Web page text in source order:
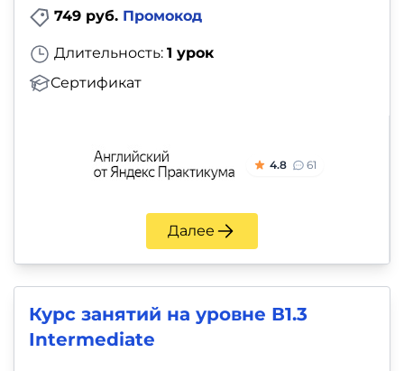
749 руб. Промокод
Длительность: 1 урок
Сертификат
4.8 61
Далее
Курс занятий на уровне В1.3
Intermediate